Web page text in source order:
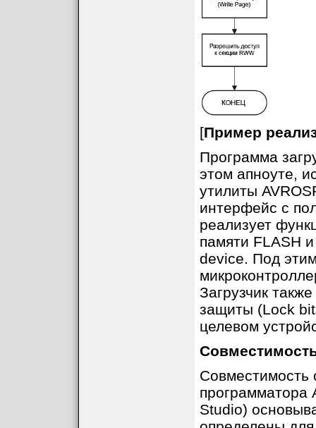
[Пример
Программа
этом апноуте,
утилиты
интерфейс с
реализует
памяти FLASH
device. Под
Загрузчик
защиты (Lock
целевом
Совместимость
программатора
Studio)